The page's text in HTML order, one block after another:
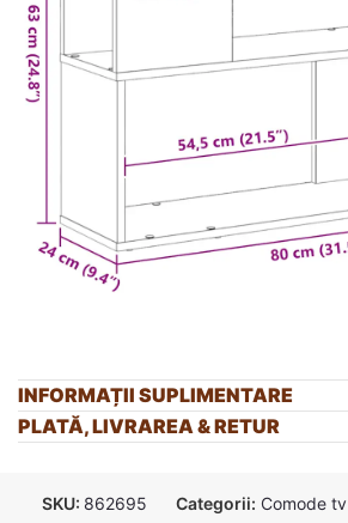
INFORMAȚII SUPLIMENTARE
PLATĂ, LIVRAREA & RETUR
SKU: 862695 Categorii: Comode tv